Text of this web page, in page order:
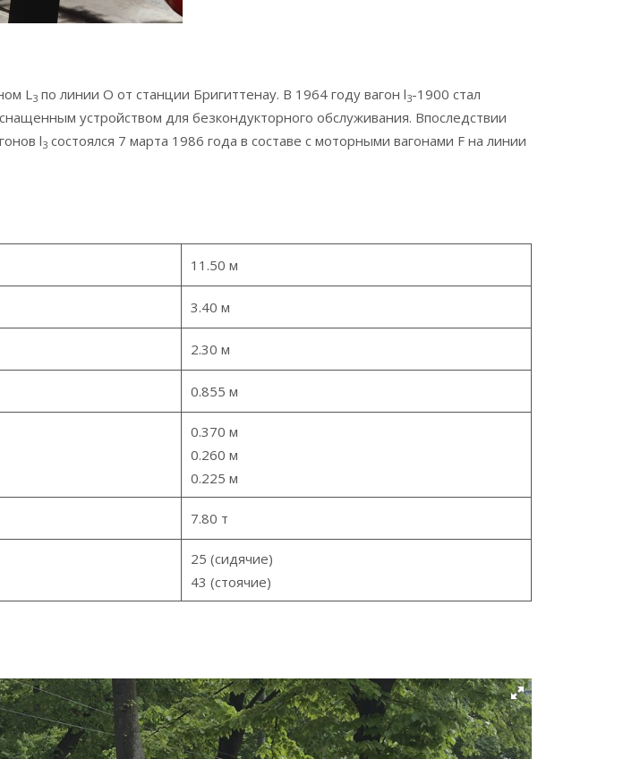
L3 по линии O от станции Бригиттенау. В 1964 году вагон l3-1900 стал
устройством для безкондукторного обслуживания. Впоследствии
l3 состоялся 7 марта 1986 года в составе с моторными вагонами F на линии
11.50 м
3.40 м
2.30 м
0.855 м
0.370 м
0.260 м
0.225 м
7.80 т
25 (сидячие)
43 (стоячие)